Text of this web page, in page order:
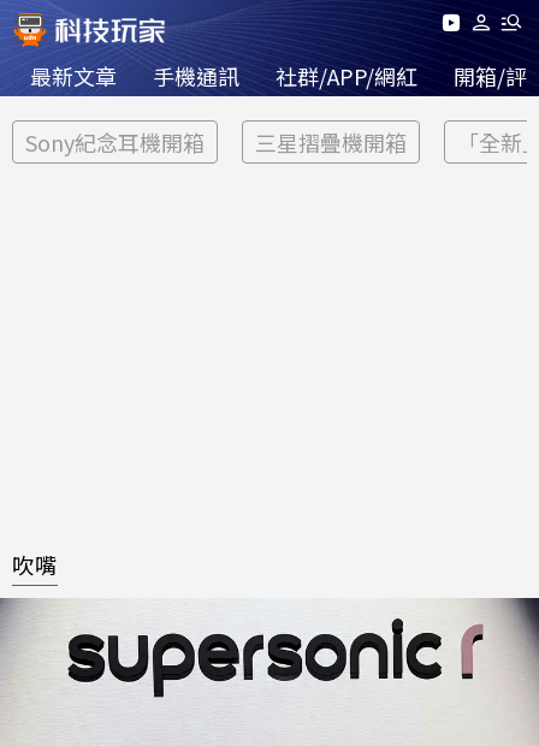
最新文章 手機通訊 社群/APP/網紅 開箱/評
Sony紀念耳機開箱 三星摺疊機開箱 「全新
吹嘴